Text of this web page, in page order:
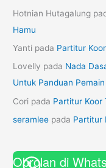
Hotnian Hutagalung
Hamu
Yanti pada Partitur
Lovelly pada Nada
Untuk Panduan
Cori pada Partitur Koor
seramlee pada Partitur
Obrolan di